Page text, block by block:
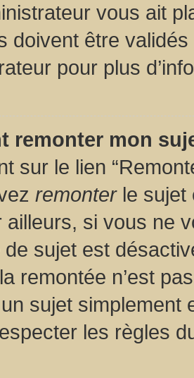
vous ait
doivent être
pour plus
remonter mon
sur le lien
remonterle sujet
ailleurs, si vous ne
sujet est
remontée n’est
sujet simplement
les règles